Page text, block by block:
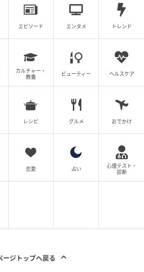
］
ットの宝庫
称ドゥオーモ広場は1万7000㎡も
エピソード エンタメ トレンド
カルチャー・
教養
ビューティー ヘルスケア
レシピ グルメ おでかけ
恋愛 占い
心理テスト・
診断
ージトップへ戻る